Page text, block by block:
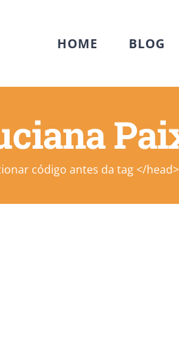
HOME BLOG
código antes da tag </